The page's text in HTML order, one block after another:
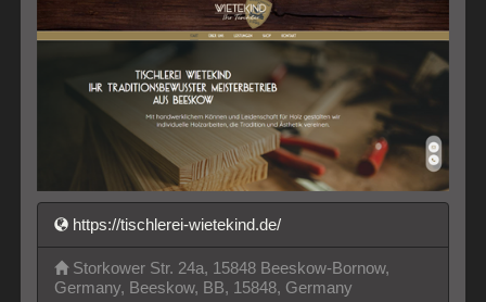
https://tischlerei-wietekind.de/
Storkower Str. 24a, 15848 Beeskow-Bornow,
Germany, Beeskow, BB, 15848, Germany